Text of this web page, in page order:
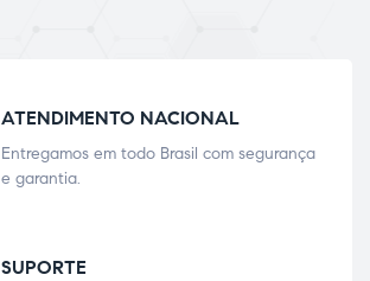
ATENDIMENTO NACIONAL
Entregamos em todo Brasil com segurança
e garantia.
SUPORTE